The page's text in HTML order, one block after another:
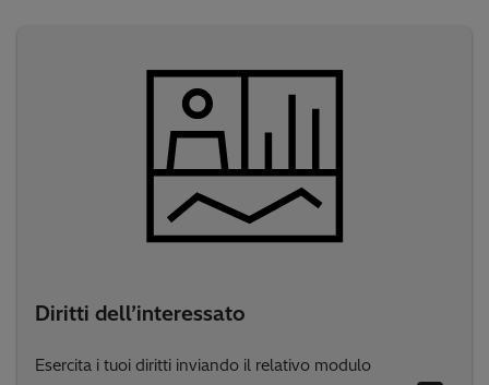
Diritti dell’interessato
Esercita i tuoi diritti inviando il relativo modulo